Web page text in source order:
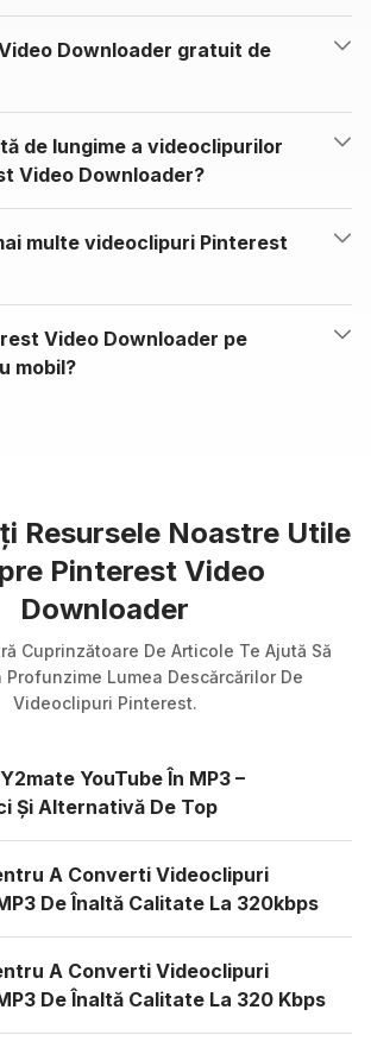
Downloader gratuit de
de lungime a videoclipurilor
Video Downloader?
multe videoclipuri Pinterest
Video Downloader pe
mobil?
Resursele Noastre Utile
Pinterest Video
Downloader
Cuprinzătoare De Articole Te Ajută Să
Profunzime Lumea Descărcărilor De
Videoclipuri Pinterest.
YouTube În MP3 –
Și Alternativă De Top
A Converti Videoclipuri
De Înaltă Calitate La 320kbps
A Converti Videoclipuri
De Înaltă Calitate La 320 Kbps